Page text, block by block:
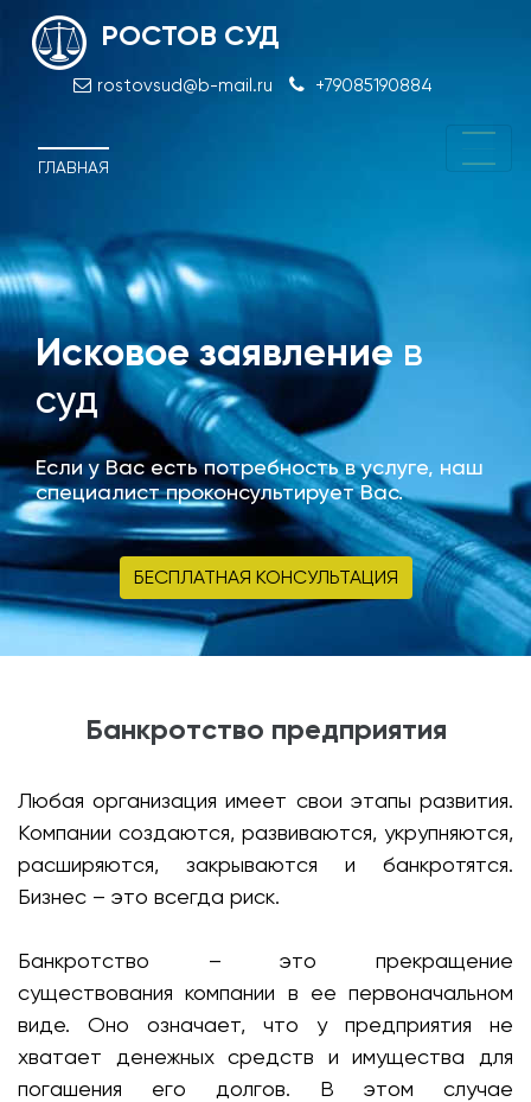
РОСТОВ СУД
rostovsud@b-mail.ru +79085190884
ГЛАВНАЯ
Исковое заявление в
суд
Если у Вас есть потребность в услуге, наш
специалист проконсультирует Вас.
БЕСПЛАТНАЯ КОНСУЛЬТАЦИЯ
Банкротство предприятия
Любая организация имеет свои этапы развития.
Компании создаются, развиваются, укрупняются,
расширяются, закрываются и банкротятся.
Бизнес – это всегда риск.
Банкротство – это прекращение
существования компании в ее первоначальном
виде. Оно означает, что у предприятия не
хватает денежных средств и имущества для
погашения его долгов. В этом случае